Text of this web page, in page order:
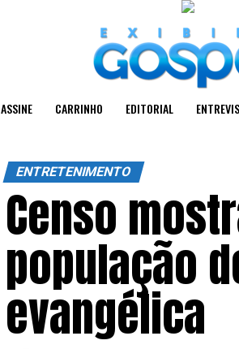
ASSINE CARRINHO EDITORIAL
ENTRETENIMENTO
Censo
população
evangélica